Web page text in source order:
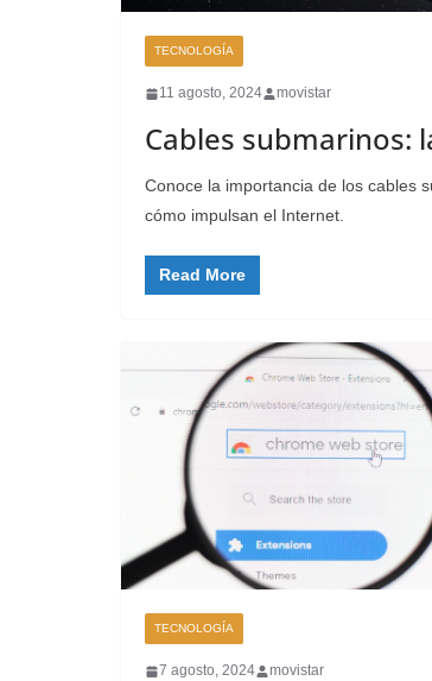
TECNOLOGÍA
11 agosto, 2024 movistar
Cables submarinos:
Conoce la importancia de los cables
cómo impulsan el Internet.
Read More
TECNOLOGÍA
7 agosto, 2024 movistar